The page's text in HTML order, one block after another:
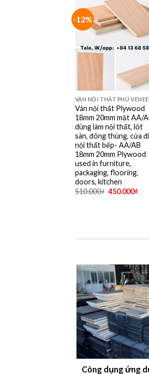
-12%
Ván nội thất Plywood
18mm 20mm mặt AA/
dùng làm nội thất, lót
sàn, đóng thùng, cửa
nội thất bếp- AA/AB
18mm 20mm Plywood
used in furniture,
packaging, flooring,
doors, kitchen
510.000₫ 450.000₫
Công dụng ứng